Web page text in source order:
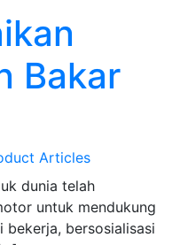
Bakar
Articles
dunia telah
untuk mendukung
bersosialisasi